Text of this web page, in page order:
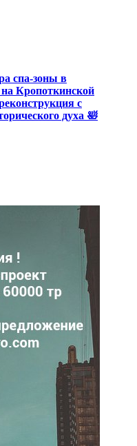
спа-зоны в
на Кропоткинской
с
духа 🛀